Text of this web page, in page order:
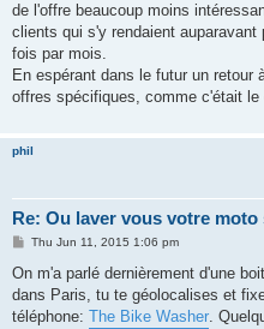
de l'offre beaucoup moins
clients qui s'y rendaient
fois par mois.
En espérant dans le futur un
offres spécifiques, comme c'était
phil
Re: Ou laver vous votre moto
P
s
Thu Jun 11, 2015 1:06 pm
On m'a parlé dernièrement d'une
dans Paris, tu te géolocalises et
téléphone: The Bike Washer .